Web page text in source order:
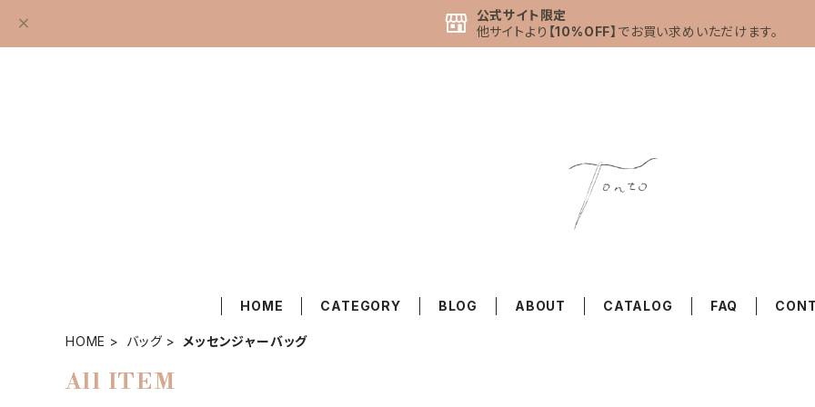
公式サイト限定
他サイトより 【10%OFF】 でお買い求めいただけます。
HOME CATEGORY BLOG ABOUT CATALOG FAQ
HOME バッグ メッセンジャーバッグ
All ITEM